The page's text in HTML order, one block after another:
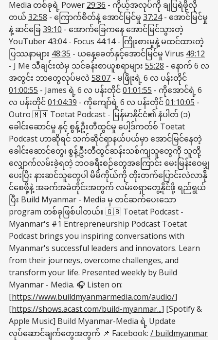
Media တစ်ခုရဲ့ Power 29:36 - ကိုယ့်အလုပ်ကို ချပြရဲဖို့လို
တယ် 32:58 - ကြောက်စိတ်နဲ့ အောင်မြင်မှု 37:24- အောင်မြင်မှု
နဲ့ ဆင်ခြေ 39:10 - အောက်ခြေကနေ အောင်မြင်သွားတဲ့
YouTuber 43:04- Focus 44:14- ကြိုးစားမှုနဲ့ မထင်ထားတဲ့
ပြဿနာများ 48:35 - ယနေ့ခေတ်နှင့်အောင်မြင်မှု Virus 49:12
- J Me သီချင်းထဲမှ သင်ခန်းစာယူစရာများ 55:28 - နောက် 6 လ
အတွင်း ဘာတွေလုပ်မလဲ58:07 - မဖြိုးရဲ့ 6 လ ပန်းတိုင်
01:00:55 - James ရဲ့ 6 လ ပန်းတိုင်01:01:55 - ကိုအောင်ရဲ့ 6
လ ပန်းတိုင်01:04:39 - ကိုကျော်ရဲ့ 6 လ ပန်းတိုင်01:10:05 -
Outro 🇲🇲 Toetat Podcast - မြန်မာနိုင်ငံ၏ နံပါတ် (၁)
ခေါင်းဆောင်မှု နှင့် စွန့်ဦးတီထွင်မှု ပေါ့ဒ်ကတ်စ် Toetat
Podcast ဟာဆိုရင် သက်ဆိုင်ရာနယ်ပယ်မှာ အောင်မြင်နေတဲ့
ခေါင်းဆောင်တွေ၊ စွန့်ဦးတီထွင်ဆန်းသစ်ကျသူတွေကို သူတို့
လျှောက်လမ်းခဲ့ရတဲ့ ဘဝခရီးစဉ်တွေအကြောင်း မေးမြန်းဝေမျှ
ပေးပြီး နားဆင်သူတွေပါ မိမိကိုယ်ကို တိုးတက်ပြောင်းလဲလာန်ို
င်စေဖို့နဲ့ အခက်အခဲတိုင်းအတွက် လမ်းစရှာတွေ့နိုင်ဖို့ ရည်ရွယ်
ပြီး Build Myanmar - Media မှ တင်ဆက်ပေးသော
program တစ်ခုဖြစ်ပါတယ်။ 🇬🇧 Toetat Podcast -
Myanmar's #1 Entrepreneurship Podcast Toetat
Podcast brings you inspiring conversations with
Myanmar's successful leaders and innovators. Learn
from their journeys, overcome challenges, and
transform your life. Presented weekly by Build
Myanmar - Media. 🎧 Listen on:
[https://www.buildmyanmarmedia.com/audio/]
[https://shows.acast.com/build-myanmar...] [Spotify &
Apple Music] Build Myanmar-Media ရဲ့ Update
လုပ်ဆောင်ချက်တွေအတွက် 📌 Facebook: / buildmyanmar